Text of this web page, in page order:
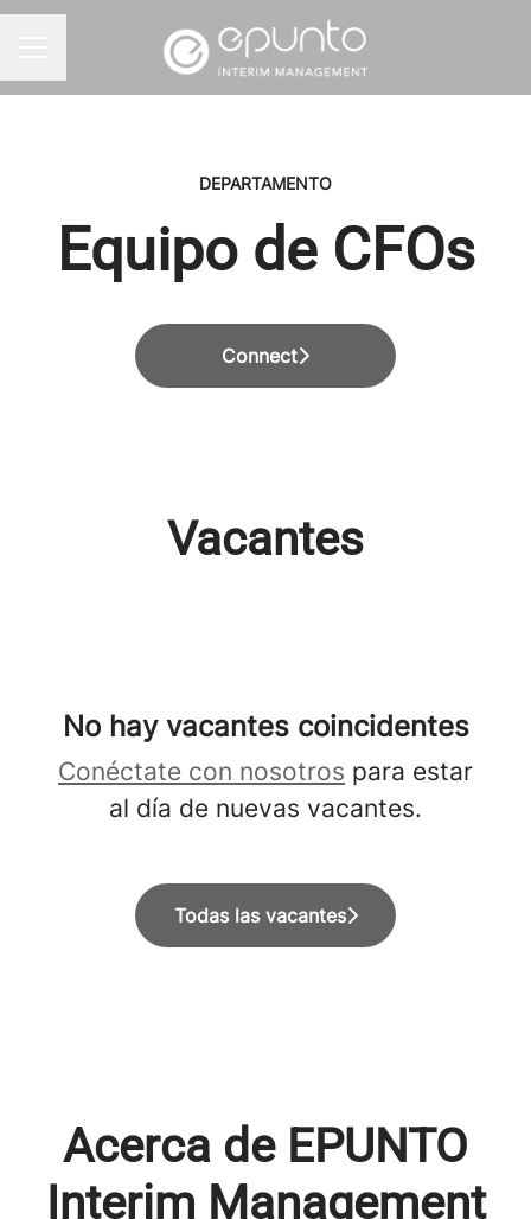
MENÚ DE EMPLEO
DEPARTAMENTO
Equipo de CFOs
Connect
Vacantes
No hay vacantes coincidentes
Conéctate con nosotros para estar
al día de nuevas vacantes.
Todas las vacantes
Acerca de EPUNTO
Interim Management